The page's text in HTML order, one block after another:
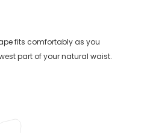
fits comfortably as you
part of your natural waist.